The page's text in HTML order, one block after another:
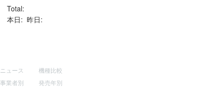
Total:
本日: 昨日:
ニュース
事業者別
機種比較
発売年別